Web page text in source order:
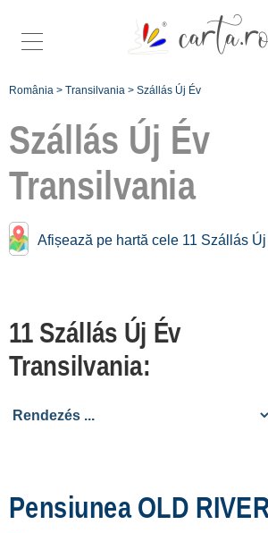
România > Transilvania > Szállás Új Év
Szállás Új Év
Transilvania
Afișează pe hartă cele 11 Szállás
11 Szállás Új Év
Transilvania:
Pensiunea OLD RIVER
További egyedi Új Év
Zona Bistrița [1]
Zona Sibiu [5]
cazare
termeni și condiții
contact